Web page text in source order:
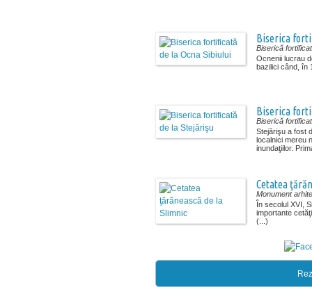
Biserica
Biserică
Ocnenii lucrau
bazilici când, în
Biserica
Biserică
Stejărişu a fost
localnici mereu
inundaţiilor.
Cetatea
Monument
În secolul XVI,
importante
(...)